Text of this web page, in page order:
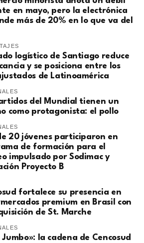
en mayo, pero la electrónica
más de 20% en lo que va del
logístico de Santiago reduce
y se posiciona entre los
de Latinoamérica
del Mundial tienen un
como protagonista: el pollo
20 jóvenes participaron en
de formación para el
impulsado por Sodimac y
Proyecto B
fortalece su presencia en
premium en Brasil con
de St. Marche
Jumbo»: la cadena de Cencosud